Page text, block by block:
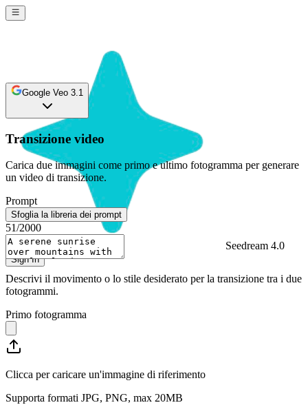
Seedream 4.0
Sign In
Google Veo 3.1
Transizione video
Carica due immagini come primo e ultimo fotogramma per generare
un video di transizione.
Prompt
Sfoglia la libreria dei prompt
51/2000
Descrivi il movimento o lo stile desiderato per la transizione tra i due
fotogrammi.
Primo fotogramma
Clicca per caricare un'immagine di riferimento
Supporta formati JPG, PNG, max 20MB